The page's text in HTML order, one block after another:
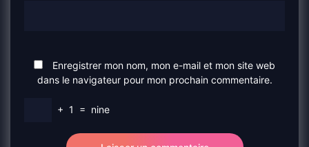
Enregistrer mon nom, mon e-mail et mon site web
dans le navigateur pour mon prochain commentaire.
+ 1 = nine